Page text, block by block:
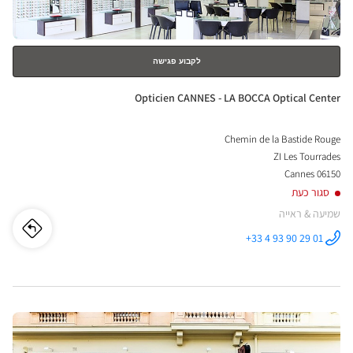
לקבוע פגישה
חנות:
Opticien CANNES - LA BOCCA Optical Center
Chemin de la Bastide Rouge
ZI Les Tourrades
06150 Cannes
סגור כעת
שמיעה & ראייה
התקשר לחנות
Optical
+33 4 93 90 29 01 לו"ז
-
לחץ
ENTER